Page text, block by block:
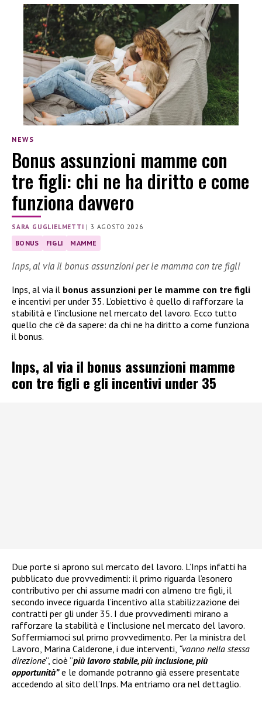
NEWS
Bonus assunzioni mamme con
tre figli: chi ne ha diritto e come
funziona davvero
SARA GUGLIELMETTI |3 AGOSTO 2026
BONUS FIGLI MAMME
Inps, al via il bonus assunzioni per le mamma con tre figli
Inps, al via il bonus assunzioni per le mamme con tre figli
e incentivi per under 35. L’obiettivo è quello di rafforzare la
stabilità e l’inclusione nel mercato del lavoro. Ecco tutto
quello che c’è da sapere: da chi ne ha diritto a come funziona
il bonus.
Inps, al via il bonus assunzioni mamme
con tre figli e gli incentivi under 35
Due porte si aprono sul mercato del lavoro. L’Inps infatti ha
pubblicato due provvedimenti: il primo riguarda l’esonero
contributivo per chi assume madri con almeno tre figli, il
secondo invece riguarda l’incentivo alla stabilizzazione dei
contratti per gli under 35. I due provvedimenti mirano a
rafforzare la stabilità e l’inclusione nel mercato del lavoro.
Soffermiamoci sul primo provvedimento. Per la ministra del
Lavoro, Marina Calderone, i due interventi, “vanno nella stessa
direzione“, cioè “più lavoro stabile, più inclusione, più
opportunità”e le domande potranno già essere presentate
accedendo al sito dell’Inps. Ma entriamo ora nel dettaglio.